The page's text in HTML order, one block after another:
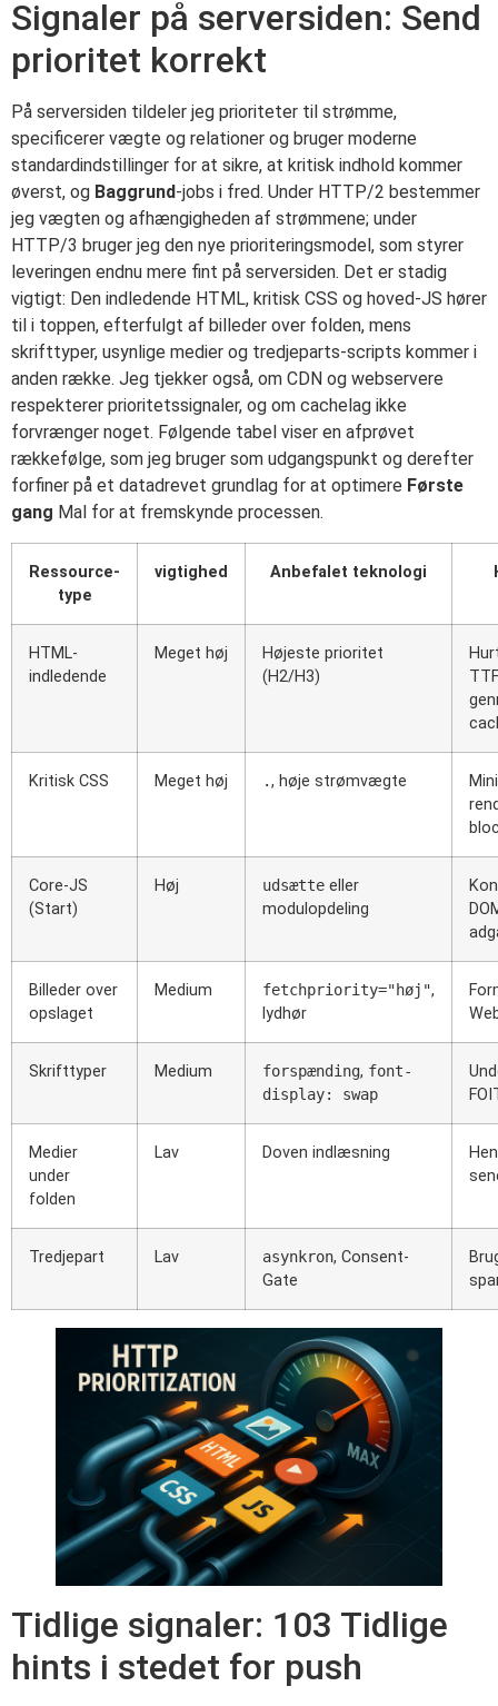
Signaler på serversiden: Send
prioritet korrekt
På serversiden tildeler jeg prioriteter til strømme,
specificerer vægte og relationer og bruger moderne
standardindstillinger for at sikre, at kritisk indhold kommer
øverst, og Baggrund-jobs i fred. Under HTTP/2 bestemmer
jeg vægten og afhængigheden af strømmene; under
HTTP/3 bruger jeg den nye prioriteringsmodel, som styrer
leveringen endnu mere fint på serversiden. Det er stadig
vigtigt: Den indledende HTML, kritisk CSS og hoved-JS hører
til i toppen, efterfulgt af billeder over folden, mens
skrifttyper, usynlige medier og tredjeparts-scripts kommer i
anden række. Jeg tjekker også, om CDN og webservere
respekterer prioritetssignaler, og om cachelag ikke
forvrænger noget. Følgende tabel viser en afprøvet
rækkefølge, som jeg bruger som udgangspunkt og derefter
forfiner på et datadrevet grundlag for at optimere Første
gang Mal for at fremskynde processen.
Ressource-
type
vigtighed Anbefalet teknologi
HTML-
indledende
Meget høj
Højeste prioritet
(H2/H3)
Kritisk CSS Meget høj ., høje strømvægte
Core-JS
(Start)
Høj udsætte eller
modulopdeling
Billeder over
opslaget
Medium fetchpriority="høj",
lydhør
Skrifttyper Medium forspænding, font-
display: swap
Medier
under
folden
Lav Doven indlæsning
Tredjepart Lav asynkron, Consent-
Gate
Tidlige signaler: 103 Tidlige
hints i stedet for push